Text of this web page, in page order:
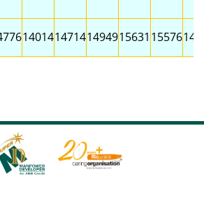
14014147141494915631 15576